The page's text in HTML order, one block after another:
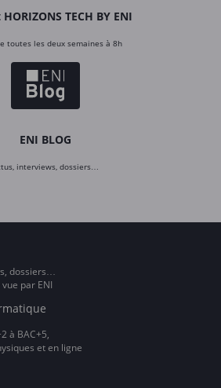
TECH BY ENI
toutes les deux semaines à 8h
ENI BLOG
interviews, dossiers…
dossiers…
par ENI
à BAC+5,
et en ligne